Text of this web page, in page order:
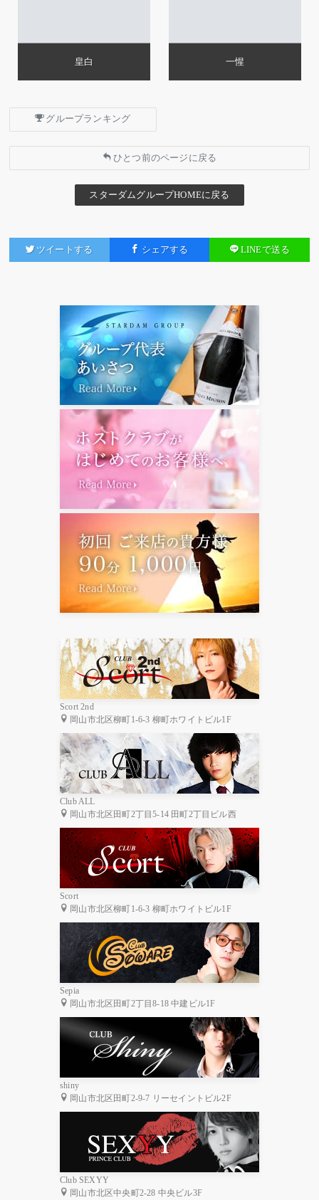
皇白 一惺
グループランキング
ひとつ前のページに戻る
スターダムグループHOMEに戻る
ツイートする シェアする LINEで送る
Scort 2nd
岡山市北区柳町1-6-3 柳町ホワイトビル1F
Club ALL
岡山市北区田町2丁目5-14 田町2丁目ビル西
Scort
岡山市北区柳町1-6-3 柳町ホワイトビル1F
Sepia
岡山市北区田町2丁目8-18 中建ビル1F
shiny
岡山市北区田町2-9-7 リーセイントビル2F
Club SEXYY
岡山市北区中央町2-28 中央ビル3F